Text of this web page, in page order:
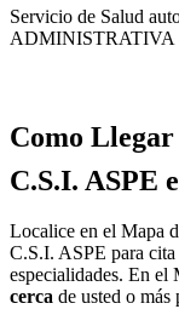
Servicio de Salud
Como
C.S.I. ASPE
Localice en el Mapa
C.S.I. ASPE para
especialidades. En el
cerca de usted o